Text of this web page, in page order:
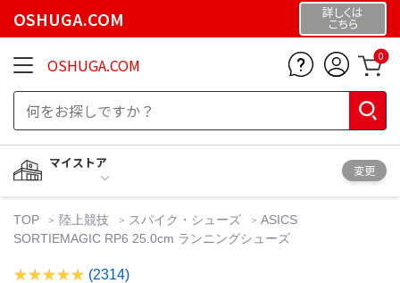
OSHUGA.COM 詳しくは
こちら
OSHUGA.COM 0
マイストア
変更
TOP 陸上競技 スパイク・シューズ
ASICS
SORTIEMAGIC RP6 25.0cm ランニングシューズ
(2314)